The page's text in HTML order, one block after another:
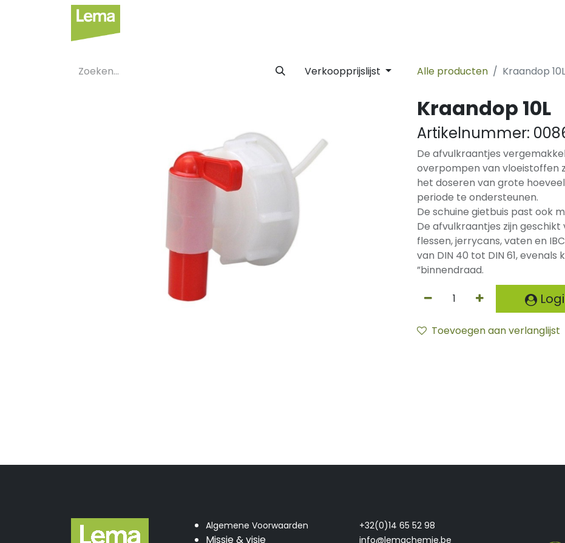
Verkoopprijslijst Alle producten Kraandop 10L
Kraandop 10L
Artikelnummer:
De afvulkraantjes
overpompen van vloeistoffen
het doseren van grote
periode te ondersteunen.
De schuine gietbuis past ook
De afvulkraantjes zijn
flessen, jerrycans, vaten en
van DIN 40 tot DIN 61,
”binnendraad.
Toevoegen aan verlanglijst
Algemene Voorwaarden
Missie & visie
+32(0)14 65 52 98
info@lemachemie.be